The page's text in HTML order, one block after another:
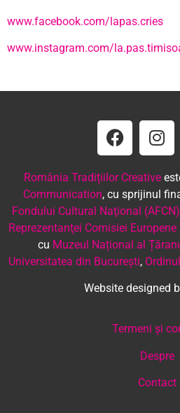
www.facebook.com/lapas.cries
www.instagram.com/
România Tradițiilor Creative
Communication, cu sprijinul
Fondului Cultural Naţional (AFCN)
Reprezentanţei Comisiei
cu Muzeul Național al
Universitatea din București,
Website designed
Termeni și
Despre
Contact